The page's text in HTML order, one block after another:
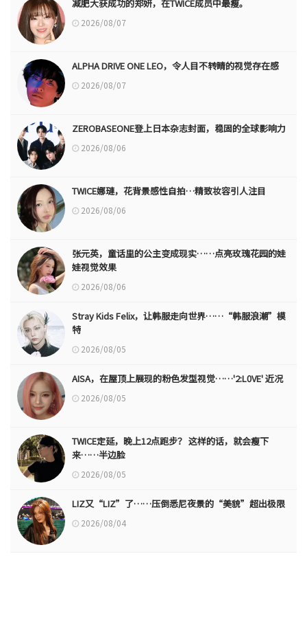
减肥大获成功的郑妍，在TWICE成员中最瘦。
2026/08/07
ALPHA DRIVE ONE LEO，令人目不转睛的视觉存在感
2026/08/07
ZEROBASEONE登上日本杂志封面，稳固的全球影响力
2026/08/06
TWICE娜璉，花背景感性自拍…精致妆容引人注目
2026/08/06
张元英，童话里的公主变成现实……点亮玫瑰花园的娃
娃视觉效果
2026/08/06
Stray Kids Felix，让韩服走向世界……“韩服浪潮”模
特
2026/08/05
AISA，在屋顶上展现的粉色发型视觉……'2:L0VE' 近况
2026/08/05
TWICE定延，晚上12点跑步？ 这样的话，就会瘦下
来……半边脸
2026/08/05
LIZ又“LIZ”了……压倒悉尼夜景的“美貌”超出极限
2026/08/04